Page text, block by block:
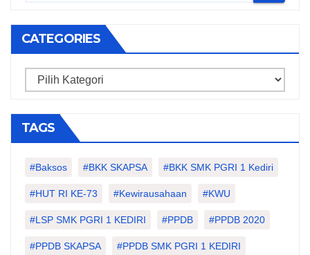
CATEGORIES
Categories
TAGS
#Baksos #BKK SKAPSA #BKK SMK PGRI 1 Kediri
#HUT RI KE-73 #kewirausahaan #KWU
#LSP SMK PGRI 1 KEDIRI #PPDB #PPDB 2020
#PPDB SKAPSA #PPDB SMK PGRI 1 KEDIRI